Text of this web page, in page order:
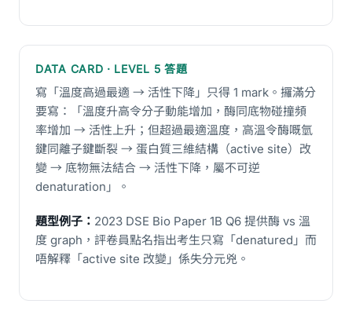
DATA CARD · LEVEL 5 答題
寫「溫度高過最適 → 活性下降」只得 1 mark。攞滿分
要寫：「溫度升高令分子動能增加，酶同底物碰撞頻
率增加 → 活性上升；但超過最適溫度，高溫令酶嘅氫
鍵同離子鍵斷裂 → 蛋白質三維結構（active site）改
變 → 底物無法結合 → 活性下降，屬不可逆
denaturation」。
題型例子： 2023 DSE Bio Paper 1B Q6 提供酶 vs 溫
度 graph，評卷員點名指出考生只寫「denatured」而
唔解釋「active site 改變」係失分元兇。